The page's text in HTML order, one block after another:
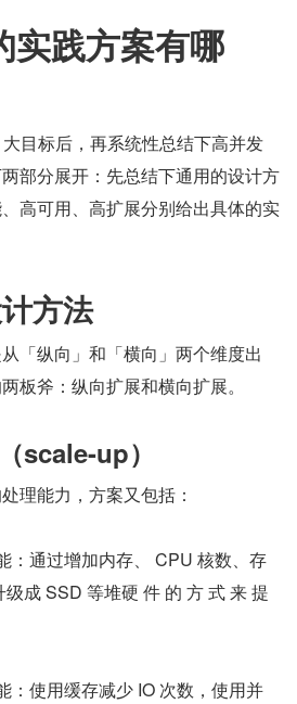
实践方案有哪
目标后，再系统性总结下高并发
部分展开：先总结下通用的设计方
高可用、高扩展分别给出具体的实
方法
「纵向」和「横向」两个维度出
板斧：纵向扩展和横向扩展。
scale-up）
理能力，方案又包括：
：通过增加内存、 CPU 核数、存
成 SSD 等堆硬 件 的 方 式 来 提
：使用缓存减少 IO 次数，使用并